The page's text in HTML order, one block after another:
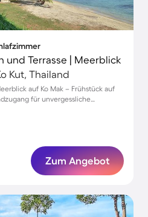
und Terrasse | Meerblick
Kut, Thailand
auf Ko Mak – Frühstück auf
für unvergessliche
Zum Angebot